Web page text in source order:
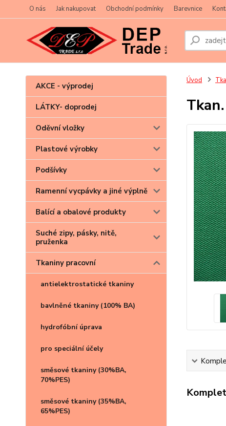
O nás Jak nakupovat Obchodní podmínky Barevnice
AKCE - výprodej
LÁTKY- doprodej
Oděvní vložky
Plastové výrobky
Podšívky
Ramenní vycpávky a jiné výplně
Balící a obalové produkty
Suché zipy, pásky, nitě,
pruženka
Tkaniny pracovní
antielektrostatické tkaniny
bavlněné tkaniny (100% BA)
hydrofóbní úprava
pro speciální účely
směsové tkaniny (30%BA,
70%PES)
směsové tkaniny (35%BA,
65%PES)
Úvod